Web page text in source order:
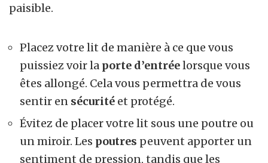
paisible.
Placez votre lit de manière à ce que vous
puissiez voir la porte d’entréelorsque vous
êtes allongé. Cela vous permettra de vous
sentir en sécurité et protégé.
Évitez de placer votre lit sous une poutre ou
un miroir. Les poutres peuvent apporter un
sentiment de pression, tandis que les